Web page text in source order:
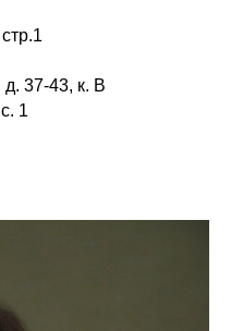
37-43, к. В
1